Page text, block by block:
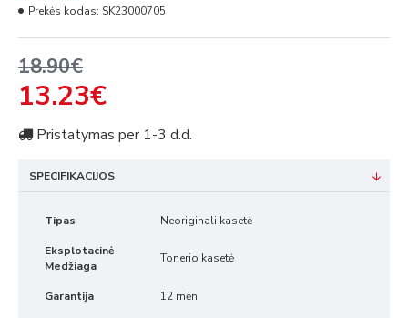
18.90€
13.23€
Prekės kodas: SK23000705
Pristatymas per 1-3 d.d.
SPECIFIKACIJOS
Tipas Neoriginali kasetė
Eksplotacinė
Medžiaga
Tonerio kasetė
Garantija 12 mėn